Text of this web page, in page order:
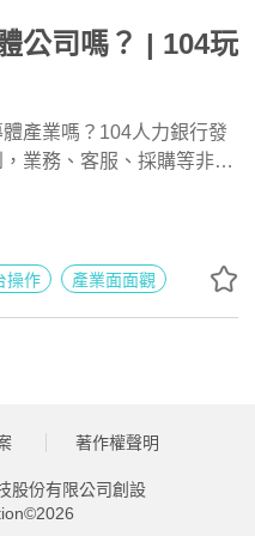
公司嗎？ | 104玩
產業嗎？104人力銀行發
業務、客服、採購等非理
操作 產業面面觀
著作權聲明
股份有限公司創設